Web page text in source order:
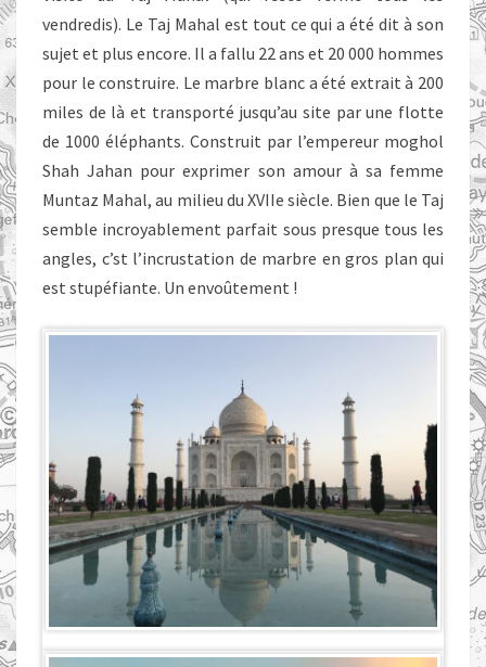
vendredis). Le Taj Mahal est tout ce qui a été dit à son
sujet et plus encore. Il a fallu 22 ans et 20 000 hommes
pour le construire. Le marbre blanc a été extrait à 200
miles de là et transporté jusqu’au site par une flotte
de 1000 éléphants. Construit par l’empereur moghol
Shah Jahan pour exprimer son amour à sa femme
Muntaz Mahal, au milieu du XVIIe siècle. Bien que le Taj
semble incroyablement parfait sous presque tous les
angles, c’st l’incrustation de marbre en gros plan qui
est stupéfiante. Un envoûtement !